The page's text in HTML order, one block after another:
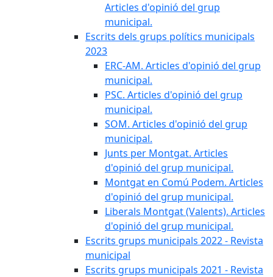
Articles d'opinió del grup
municipal.
Escrits dels grups polítics municipals
2023
ERC-AM. Articles d'opinió del grup
municipal.
PSC. Articles d'opinió del grup
municipal.
SOM. Articles d'opinió del grup
municipal.
Junts per Montgat. Articles
d'opinió del grup municipal.
Montgat en Comú Podem. Articles
d'opinió del grup municipal.
Liberals Montgat (Valents). Articles
d'opinió del grup municipal.
Escrits grups municipals 2022 - Revista
municipal
Escrits grups municipals 2021 - Revista